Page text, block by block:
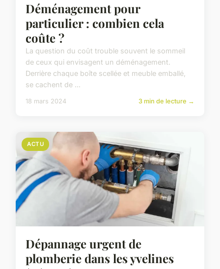
Déménagement pour
particulier : combien cela
coûte ?
La question du coût trouble souvent le sommeil
de ceux qui envisagent un déménagement.
Derrière chaque boîte scellée et meuble emballé,
se cachent de ...
18 mars 2024 3 min de lecture →
ACTU
Dépannage urgent de
plomberie dans les yvelines